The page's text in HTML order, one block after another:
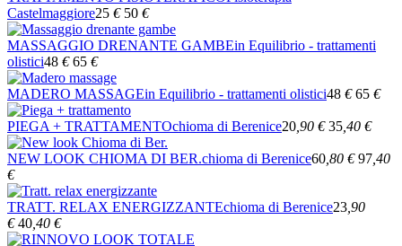
Castelmaggiore25 € 50 €
MASSAGGIO DRENANTE GAMBEin Equilibrio - trattamenti
olistici48 € 65 €
MADERO MASSAGEin Equilibrio - trattamenti olistici48 € 65 €
PIEGA + TRATTAMENTOchioma di Berenice20 ,90 € 35 ,40 €
NEW LOOK CHIOMA DI BER.chioma di Berenice60 ,80 € 97 ,40
€
TRATT. RELAX ENERGIZZANTEchioma di Berenice23 ,90
€ 40 ,40 €